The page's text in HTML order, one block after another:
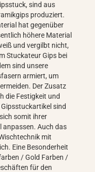
sind aus
produziert.
hat gegenüber
höhere Material
und vergilbt nicht,
Stuckateur Gips bei
sind unsere
armiert, um
Der Zusatz
die Festigkeit und
sind
somit ihrer
Auch das
mit
Eine Besonderheit
/ Gold Farben /
für den